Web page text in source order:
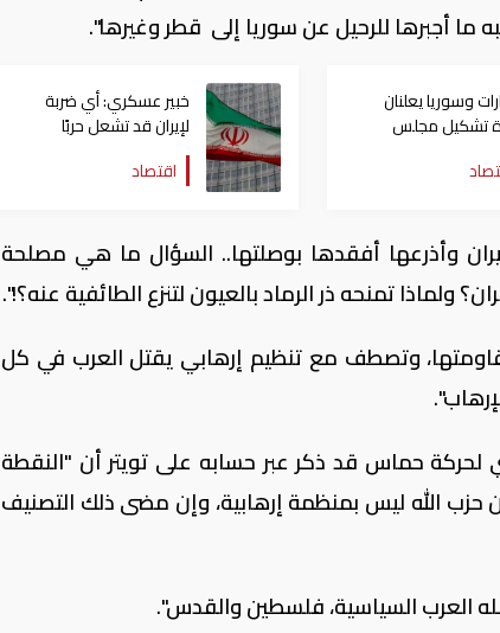
أجبرها للرحيل عن سوريا إلى قطر وغيرها".
وسوريا يعلنان
تشكيل مجلس
بينهما
خبير عسكري: أي ضربة
لإيران قد تشعل حربًا
اقتصادية عالمية عبر
مضيق هرمز
اقتصاد
وأذرعها أفقدها بوصلتها.. السؤال ما هي مصلحة
تمنحه ذر الرماد بالعيون لتنزع الطائفية عنه؟!".
وتصطف مع تنظيم إرهابي يقتل العرب في كل
حماس قد ذكر عبر حسابه على تويتر أن "النقطة
حزب الله ليس بمنظمة إرهابية، وإن مضى ذلك التصنيف
العرب السياسية، فلسطين والقدس".